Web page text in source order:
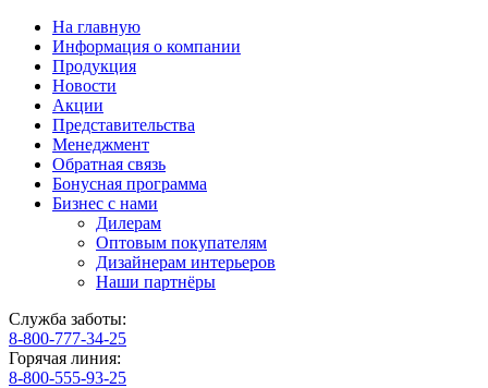
На главную
Информация о компании
Продукция
Новости
Акции
Представительства
Менеджмент
Обратная связь
Бонусная программа
Бизнес с нами
Дилерам
Оптовым покупателям
Дизайнерам интерьеров
Наши партнёры
Служба заботы:
8-800-777-34-25
Горячая линия:
8-800-555-93-25